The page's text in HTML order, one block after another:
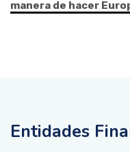
manera de hacer
Entidades